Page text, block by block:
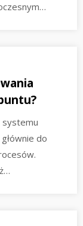
systemu
do